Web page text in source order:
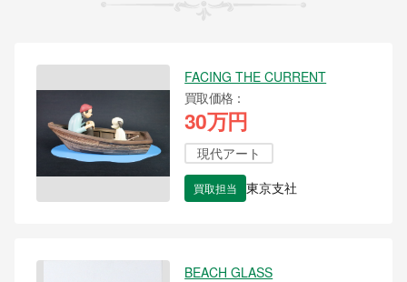
FACING THE CURRENT
買取価格
30万円
現代アート
買取担当 東京支社
BEACH GLASS